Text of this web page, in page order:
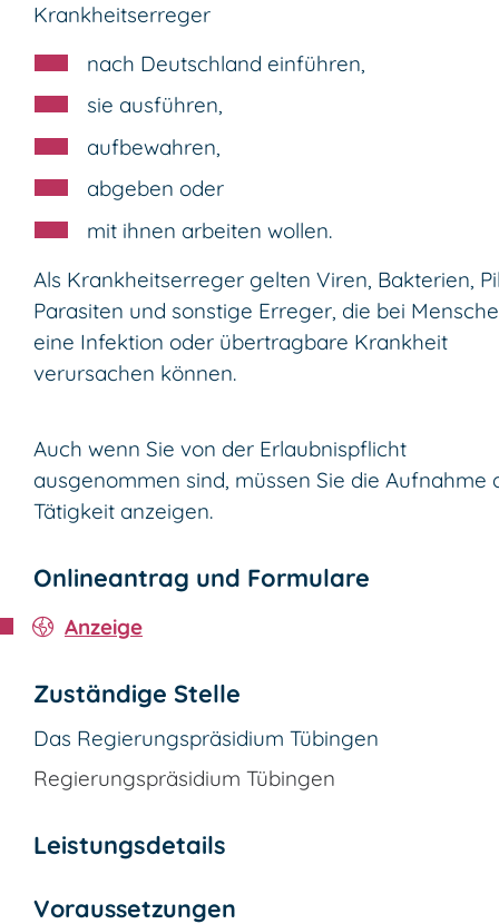
Krankheitserreger
nach Deutschland einführen,
sie ausführen,
aufbewahren,
abgeben oder
mit ihnen arbeiten wollen.
Als Krankheitserreger gelten Viren, Bakterien,
Parasiten und sonstige Erreger, die bei
eine Infektion oder übertragbare Krankheit
verursachen können.
Auch wenn Sie von der Erlaubnispflicht
ausgenommen sind, müssen Sie die Aufnahme
Tätigkeit anzeigen.
Onlineantrag und Formulare
Anzeige
Zuständige Stelle
Das Regierungspräsidium Tübingen
Regierungspräsidium Tübingen
Leistungsdetails
Voraussetzungen